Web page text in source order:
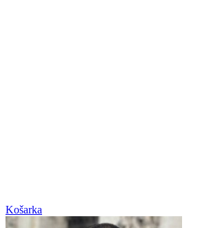
Košarka